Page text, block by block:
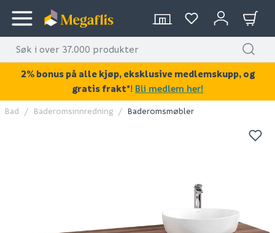
KAN DISSE VÆRE AV INTERESSE?
Bad Baderomsinnredning Baderomsmøbler
2% bonus på alle kjøp, eksklusive medlemskupp, og
gratis frakt*! Bli medlem her!